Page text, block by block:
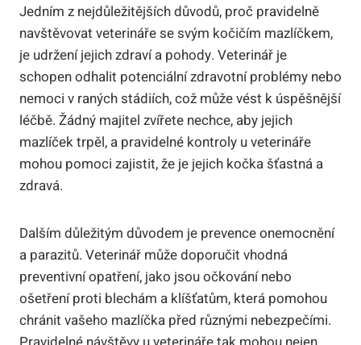
Jedním z nejdůležitějších důvodů, proč pravidelně
navštěvovat veterináře se svým kočičím mazlíčkem,
je udržení jejich zdraví a pohody. Veterinář je
schopen odhalit potenciální zdravotní problémy nebo
nemoci v raných stádiích, což může vést k úspěšnější
léčbě. Žádný majitel zvířete nechce, aby jejich
mazlíček trpěl, a pravidelné kontroly u veterináře
mohou pomoci zajistit, že je jejich kočka šťastná a
zdravá.
Dalším důležitým důvodem je prevence onemocnění
a parazitů. Veterinář může doporučit vhodná
preventivní opatření, jako jsou očkování nebo
ošetření proti blechám a klíšťatům, která pomohou
chránit vašeho mazlíčka před různými nebezpečími.